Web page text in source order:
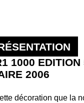
1000 EDITION
2006
décoration que la